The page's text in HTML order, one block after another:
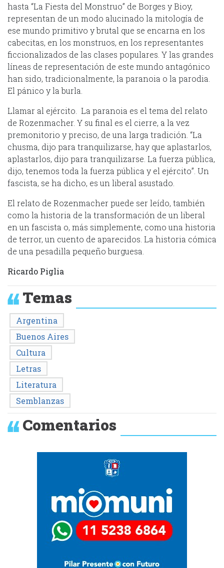
hasta “La Fiesta del Monstruo” de Borges y Bioy,
representan de un modo alucinado la mitología de
ese mundo primitivo y brutal que se encarna en los
cabecitas, en los monstruos, en los representantes
ficcionalizados de las clases populares. Y las grandes
líneas de representación de este mundo antagónico
han sido, tradicionalmente, la paranoia o la parodia.
El pánico y la burla.
Llamar al ejército. La paranoia es el tema del relato
de Rozenmacher. Y su final es el cierre, a la vez
premonitorio y preciso, de una larga tradición. “La
chusma, dijo para tranquilizarse, hay que aplastarlos,
aplastarlos, dijo para tranquilizarse. La fuerza pública,
dijo, tenemos toda la fuerza pública y el ejército”. Un
fascista, se ha dicho, es un liberal asustado.
El relato de Rozenmacher puede ser leído, también
como la historia de la transformación de un liberal
en un fascista o, más simplemente, como una historia
de terror, un cuento de aparecidos. La historia cómica
de una pesadilla pequeño burguesa.
Ricardo Piglia
Temas
Argentina
Buenos Aires
Cultura
Letras
Literatura
Semblanzas
Comentarios